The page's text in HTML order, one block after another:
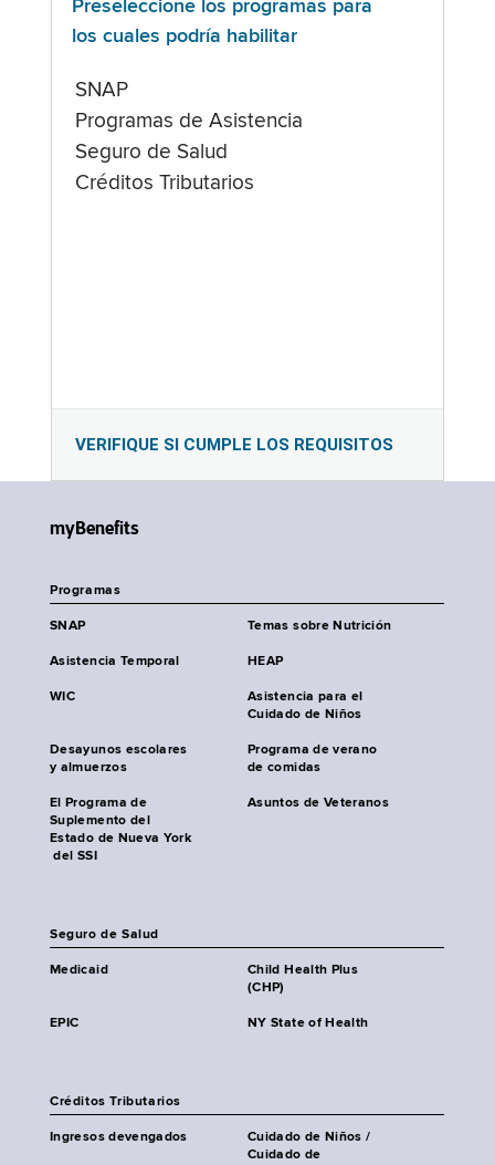
Preseleccione los programas para
los cuales podría habilitar
SNAP
Programas de Asistencia
Seguro de Salud
Créditos Tributarios
VERIFIQUE SI CUMPLE LOS REQUISITOS
myBenefits
Programas
SNAP Temas sobre Nutrición
Asistencia Temporal HEAP
WIC
Asistencia para el
Cuidado de Niños
Desayunos escolares
y almuerzos
Programa de verano
de comidas
El Programa de
Suplemento del
Estado de Nueva York
del SSI
Asuntos de Veteranos
Seguro de Salud
Medicaid
Child Health Plus
(CHP)
EPIC NY State of Health
Créditos Tributarios
Ingresos devengados
Cuidado de Niños /
Cuidado de